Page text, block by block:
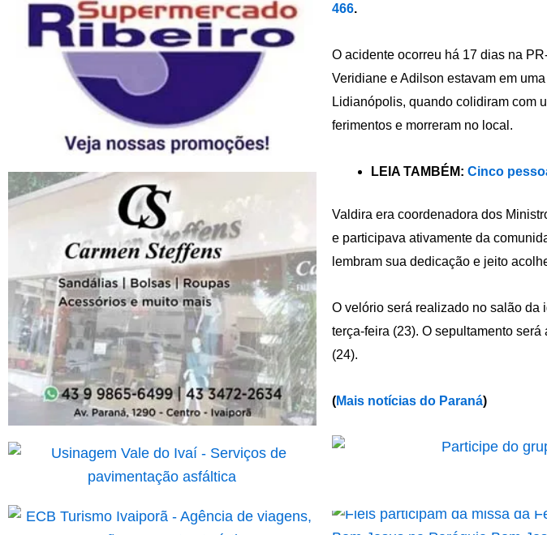
466.
O acidente ocorreu há 17 dias na
Veridiane e Adilson estavam em
Lidianópolis, quando colidiram com
ferimentos e morreram no local.
LEIA TAMBÉM: Cinco
Valdira era coordenadora dos
e participava ativamente da
lembram sua dedicação e jeito
O velório será realizado no salão da
terça-feira (23). O sepultamento
(24).
(Mais notícias do Paraná)